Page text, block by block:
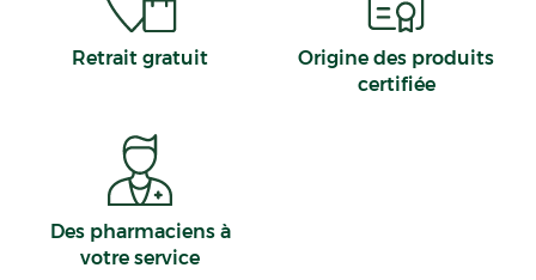
Retrait gratuit
Origine des produits
certifiée
Des pharmaciens à
votre service